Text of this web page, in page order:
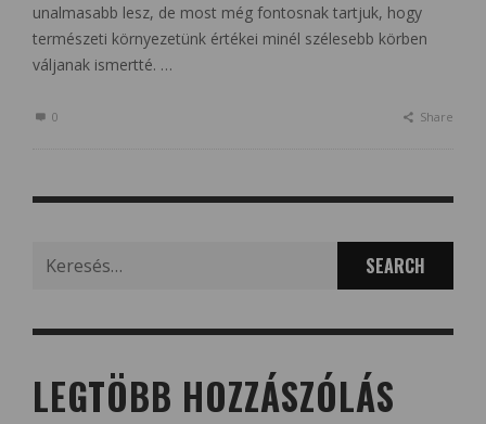
unalmasabb lesz, de most még fontosnak tartjuk, hogy
természeti környezetünk értékei minél szélesebb körben
váljanak ismertté. …
0 Share
for:
LEGTÖBB HOZZÁSZÓLÁS